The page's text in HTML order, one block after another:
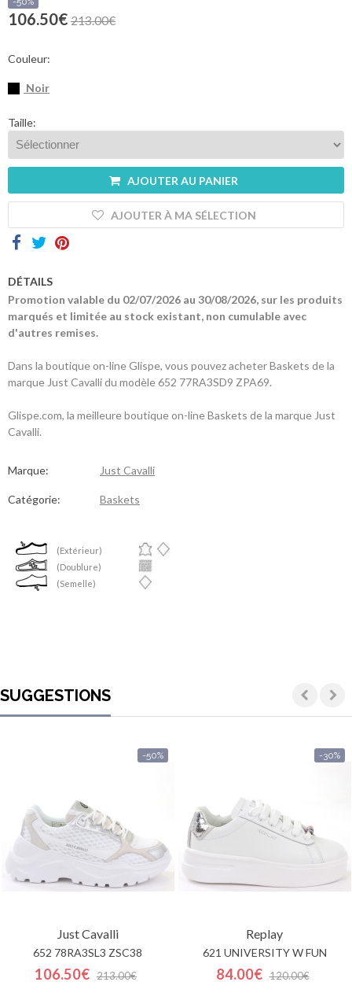
106.50€ 213.00€
Couleur:
Noir
Taille:
AJOUTER AU PANIER
AJOUTER À MA SÉLECTION
DÉTAILS
Promotion valable du 02/07/2026 au 30/08/2026, sur les produits
marqués et limitée au stock existant, non cumulable avec
d'autres remises.
Dans la boutique on-line Glispe, vous pouvez acheter Baskets de la
marque Just Cavalli du modèle 652 77RA3SD9 ZPA69.
Glispe.com, la meilleure boutique on-line Baskets de la marque Just
Cavalli.
Marque: Just Cavalli
Catégorie: Baskets
(Extérieur)
(Doublure)
(Semelle)
SUGGESTIONS
-50%
Just Cavalli
652 78RA3SL3 ZSC38
106.50€ 213.00€
-30%
Replay
621 UNIVERSITY W FUN
84.00€ 120.00€